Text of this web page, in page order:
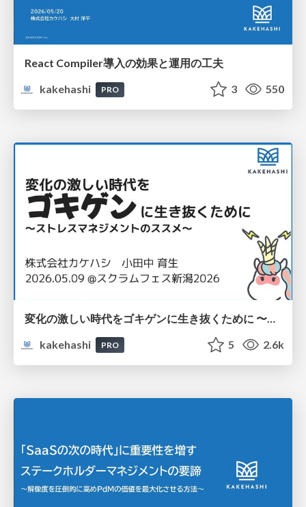
React Compiler導入の効果と運用の工夫
kakehashi
PRO 3 550
kakehashi
PRO 5 2.6k